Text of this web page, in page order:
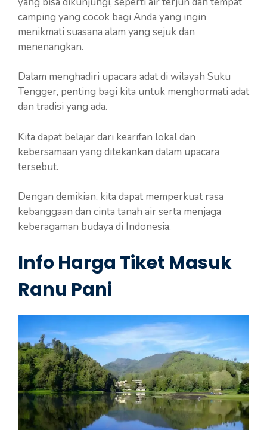
camping yang cocok bagi Anda yang ingin
menikmati suasana alam yang sejuk dan
menenangkan.
Dalam menghadiri upacara adat di wilayah Suku
Tengger, penting bagi kita untuk menghormati adat
dan tradisi yang ada.
Kita dapat belajar dari kearifan lokal dan
kebersamaan yang ditekankan dalam upacara
tersebut.
Dengan demikian, kita dapat memperkuat rasa
kebanggaan dan cinta tanah air serta menjaga
keberagaman budaya di Indonesia.
Info Harga Tiket Masuk
Ranu Pani